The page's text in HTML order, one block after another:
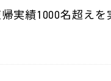
実績1000名超えを